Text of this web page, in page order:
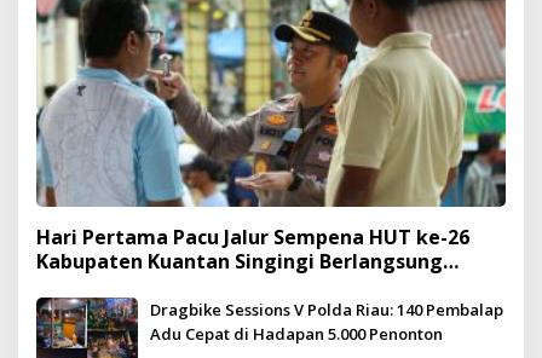
Hari Pertama Pacu Jalur Sempena HUT ke-26
Kabupaten Kuantan Singingi Berlangsung
Dragbike Sessions V Polda Riau: 140 Pembalap
Adu Cepat di Hadapan 5.000 Penonton